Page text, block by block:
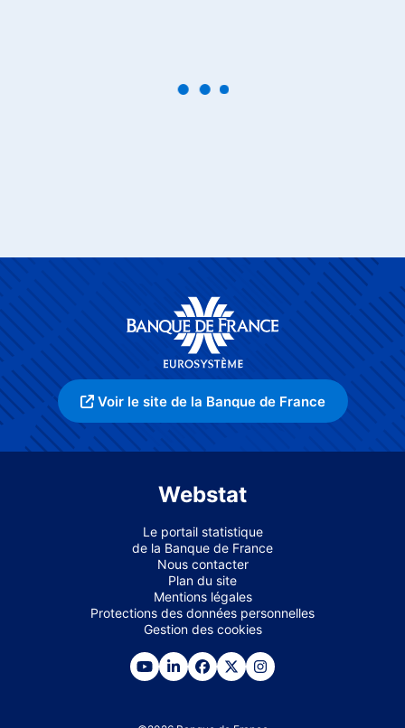
Voir le site de la Banque de France
Webstat
Le portail statistique
de la Banque de France
Nous contacter
Plan du site
Mentions légales
Protections des données personnelles
Gestion des cookies